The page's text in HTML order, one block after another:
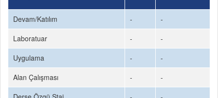
Devam/Katılım -
-
Laboratuar
-
-
Uygulama
-
-
Alan Çalışması
-
-